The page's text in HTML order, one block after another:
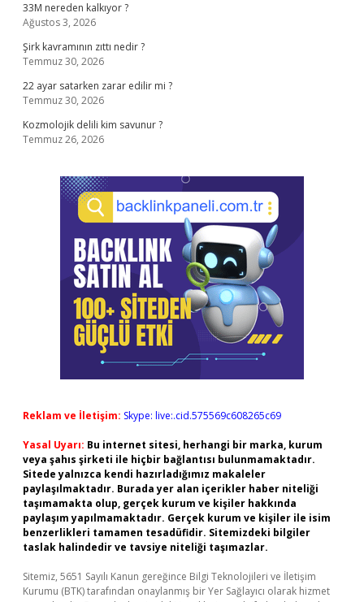
33M nereden kalkıyor ?
Ağustos 3, 2026
Şirk kavramının zıttı nedir ?
Temmuz 30, 2026
22 ayar satarken zarar edilir mi ?
Temmuz 30, 2026
Kozmolojik delili kim savunur ?
Temmuz 26, 2026
Reklam ve İletişim: Skype: live:.cid.575569c608265c69
Yasal Uyarı: Bu internet sitesi, herhangi bir marka, kurum
veya şahıs şirketi ile hiçbir bağlantısı bulunmamaktadır.
Sitede yalnızca kendi hazırladığımız makaleler
paylaşılmaktadır. Burada yer alan içerikler haber niteliği
taşımamakta olup, gerçek kurum ve kişiler hakkında
paylaşım yapılmamaktadır. Gerçek kurum ve kişiler ile isim
benzerlikleri tamamen tesadüfidir. Sitemizdeki bilgiler
taslak halindedir ve tavsiye niteliği taşımazlar.
Sitemiz, 5651 Sayılı Kanun gereğince Bilgi Teknolojileri ve İletişim
Kurumu (BTK) tarafından onaylanmış bir Yer Sağlayıcı olarak hizmet